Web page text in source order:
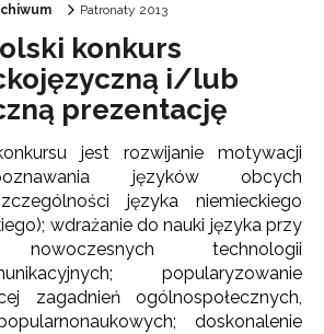
Patronaty 2013
konkurs
i/lub
prezentację
jest rozwijanie motywacji
języków obcych
języka niemieckiego
wdrażanie do nauki języka przy
nowoczesnych technologii
popularyzowanie
zagadnień ogólnospołecznych,
doskonalenie